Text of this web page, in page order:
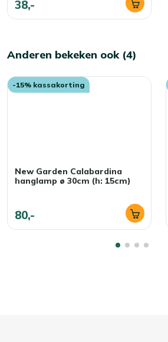
tafel of loungehoek.
met de ingebouwde haak. Handig
Bekijk meer Tuinverlichting
38,-
Anderen bekeken ook (4)
-15% kassakorting
New Garden Calabardina
hanglamp ø 30cm (h: 15cm)
80,-